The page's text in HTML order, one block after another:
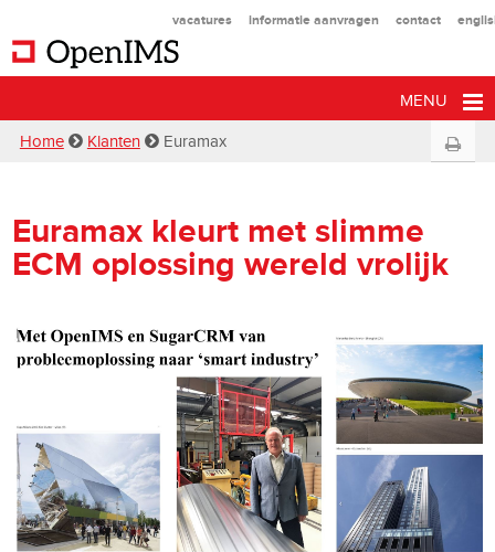
vacatures informatie aanvragen contact
MENU
Home Klanten Euramax
Euramax kleurt met slimme
ECM oplossing wereld vrolijk